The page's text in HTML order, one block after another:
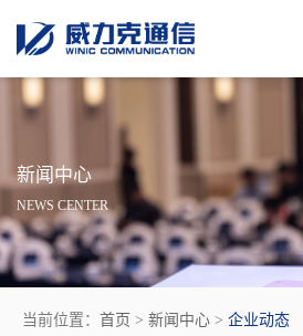
新闻中心
NEWS CENTER
当前位置： 首页 > 新闻中心 > 企业动态